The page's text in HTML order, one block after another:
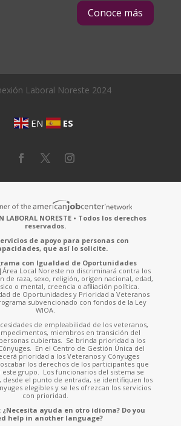
Conoce más
Laboral Noreste 2024
EN ES
LABORAL NORESTE • Todos los derechos
reservados.
de apoyo para personas con
que así lo solicite.
con Igualdad de Oportunidades
Local Noreste no discriminará contra los
de raza, sexo, religión, origen nacional, edad,
o mental, creencia o afiliación política.
de Oportunidades y Prioridad a Veteranos
subvencionado con fondos de la Ley
WIOA.
de empleabilidad de los veteranos,
miembros en transición del
cubiertas. Se brinda prioridad a los
En el Centro de Gestión Única del
prioridad a los Veteranos y Cónyuges
los derechos de los participantes que
grupo. Los funcionarios del sistema se
desde el punto de entrada, se identifiquen los
elegibles y se les ofrezcan los servicios
con prioridad.
¿Necesita ayuda en otro idioma? Do you
help in another language?